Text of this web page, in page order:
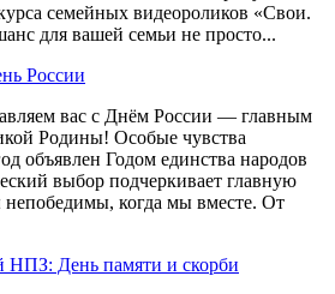
семейных видеороликов «Свои.
для вашей семьи не просто...
России
вас с Днём России — главным
Родины! Особые чувства
объявлен Годом единства народов
выбор подчеркивает главную
когда мы вместе. От
НПЗ: День памяти и скорби